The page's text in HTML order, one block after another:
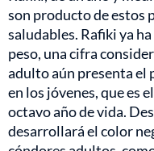
son producto de estos
saludables. Rafiki ya
peso, una cifra
adulto aún presenta el
en los jóvenes, que es
octavo año de vida.
desarrollará el color